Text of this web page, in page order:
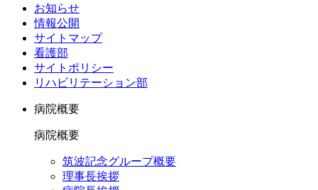
お知らせ
情報公開
サイトマップ
看護部
サイトポリシー
リハビリテーション部
病院概要
病院概要
筑波記念グループ概要
理事長挨拶